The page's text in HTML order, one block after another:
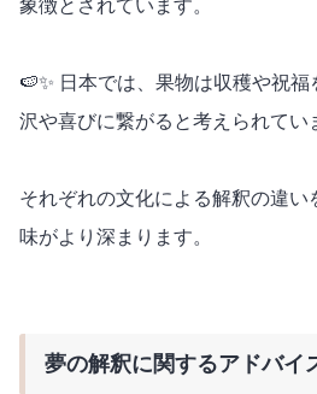
象徴とされています。
🍉✨ 日本では、果物は収穫や祝
沢や喜びに繋がると考えられてい
それぞれの文化による解釈の違
味がより深まります。
夢の解釈に関するアドバイ